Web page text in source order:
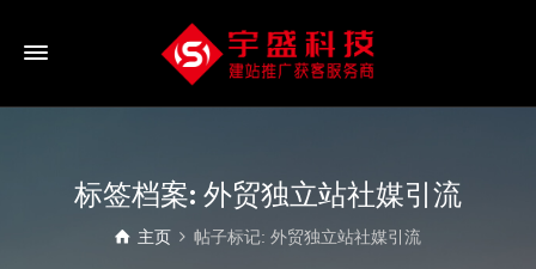
标签档案: 外贸独立站社媒引流
主页 帖子标记: 外贸独立站社媒引流